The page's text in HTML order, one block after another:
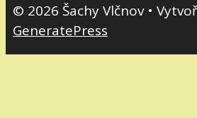
© 2026 Šachy Vlčnov•
GeneratePress